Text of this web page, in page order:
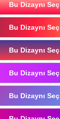
Bu Dizaynı Seç
Bu Dizaynı Seç
Bu Dizaynı Seç
Bu Dizaynı Seç
Bu Dizaynı Seç